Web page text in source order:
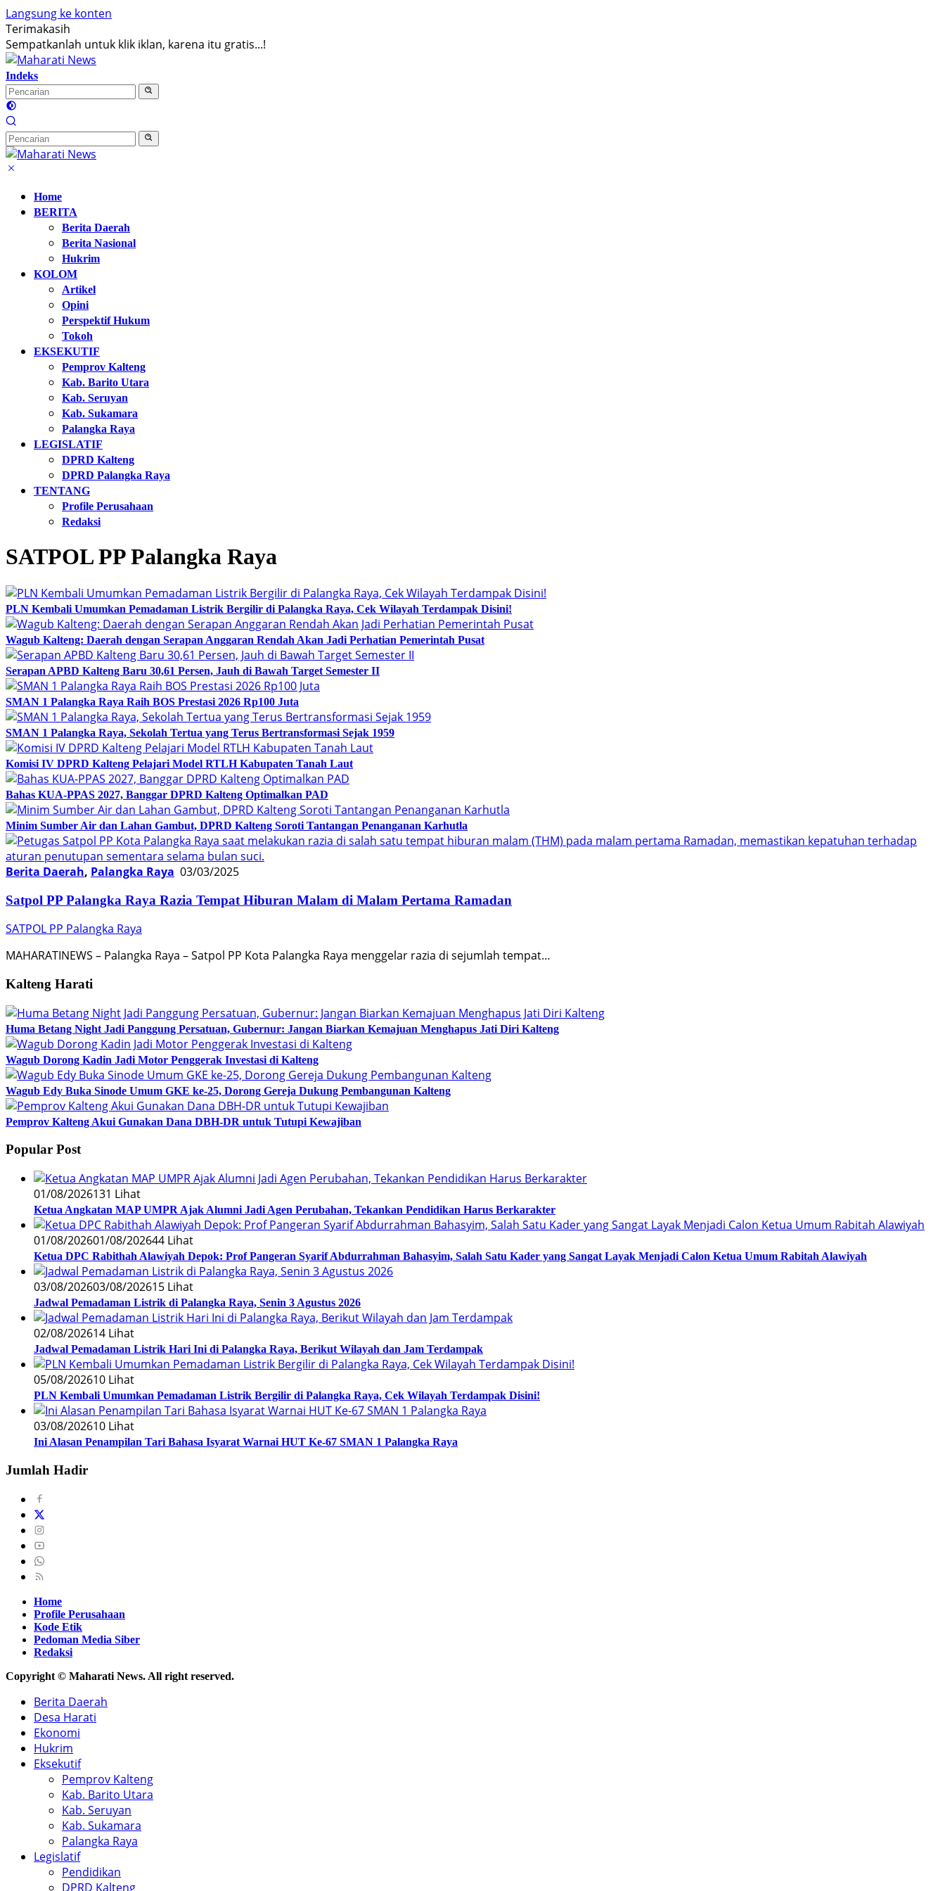
Langsung ke konten
Terimakasih
Sempatkanlah untuk klik iklan, karena itu gratis...!
Indeks
Home
BERITA
Berita Daerah
Berita Nasional
Hukrim
KOLOM
Artikel
Opini
Perspektif Hukum
Tokoh
EKSEKUTIF
Pemprov Kalteng
Kab. Barito Utara
Kab. Seruyan
Kab. Sukamara
Palangka Raya
LEGISLATIF
DPRD Kalteng
DPRD Palangka Raya
TENTANG
Profile Perusahaan
Redaksi
SATPOL PP Palangka Raya
PLN Kembali Umumkan Pemadaman Listrik Bergilir di Palangka Raya, Cek Wilayah Terdampak Disini!
Wagub Kalteng: Daerah dengan Serapan Anggaran Rendah Akan Jadi Perhatian Pemerintah Pusat
Serapan APBD Kalteng Baru 30,61 Persen, Jauh di Bawah Target Semester II
SMAN 1 Palangka Raya Raih BOS Prestasi 2026 Rp100 Juta
SMAN 1 Palangka Raya, Sekolah Tertua yang Terus Bertransformasi Sejak 1959
Komisi IV DPRD Kalteng Pelajari Model RTLH Kabupaten Tanah Laut
Bahas KUA-PPAS 2027, Banggar DPRD Kalteng Optimalkan PAD
Minim Sumber Air dan Lahan Gambut, DPRD Kalteng Soroti Tantangan Penanganan Karhutla
Berita Daerah, Palangka Raya 03/03/2025
Satpol PP Palangka Raya Razia Tempat Hiburan Malam di Malam Pertama Ramadan
SATPOL PP Palangka Raya
MAHARATINEWS – Palangka Raya – Satpol PP Kota Palangka Raya menggelar razia di sejumlah tempat…
Kalteng Harati
Huma Betang Night Jadi Panggung Persatuan, Gubernur: Jangan Biarkan Kemajuan Menghapus Jati Diri Kalteng
Wagub Dorong Kadin Jadi Motor Penggerak Investasi di Kalteng
Wagub Edy Buka Sinode Umum GKE ke-25, Dorong Gereja Dukung Pembangunan Kalteng
Pemprov Kalteng Akui Gunakan Dana DBH-DR untuk Tutupi Kewajiban
Popular Post
01/08/2026131 Lihat
Ketua Angkatan MAP UMPR Ajak Alumni Jadi Agen Perubahan, Tekankan Pendidikan Harus Berkarakter
01/08/202601/08/202644 Lihat
Ketua DPC Rabithah Alawiyah Depok: Prof Pangeran Syarif Abdurrahman Bahasyim, Salah Satu Kader yang Sangat Layak Menjadi Calon Ketua Umum Rabitah Alawiyah
03/08/202603/08/202615 Lihat
Jadwal Pemadaman Listrik di Palangka Raya, Senin 3 Agustus 2026
02/08/202614 Lihat
Jadwal Pemadaman Listrik Hari Ini di Palangka Raya, Berikut Wilayah dan Jam Terdampak
05/08/202610 Lihat
PLN Kembali Umumkan Pemadaman Listrik Bergilir di Palangka Raya, Cek Wilayah Terdampak Disini!
03/08/202610 Lihat
Ini Alasan Penampilan Tari Bahasa Isyarat Warnai HUT Ke-67 SMAN 1 Palangka Raya
Jumlah Hadir
Home
Profile Perusahaan
Kode Etik
Pedoman Media Siber
Redaksi
Copyright © Maharati News. All right reserved.
Berita Daerah
Desa Harati
Ekonomi
Hukrim
Eksekutif
Pemprov Kalteng
Kab. Barito Utara
Kab. Seruyan
Kab. Sukamara
Palangka Raya
Legislatif
Pendidikan
DPRD Kalteng